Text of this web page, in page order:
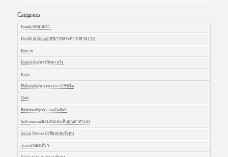
Categories
Family/ครอบครัว
Health & Beauty/สุขภาพและความสวยงาม
How to
Inspiration/แรงบันดาลใจ
Keys
Philosophy/แนวทางการใช้ชีวิต
Quiz
Relationships/ความสัมพันธ์
Self-esteem/ยอมรับและเห็นคุณค่าตัวเอง
Social Network/เพื่อนและสังคม
Travel/ท่องเที่ยว